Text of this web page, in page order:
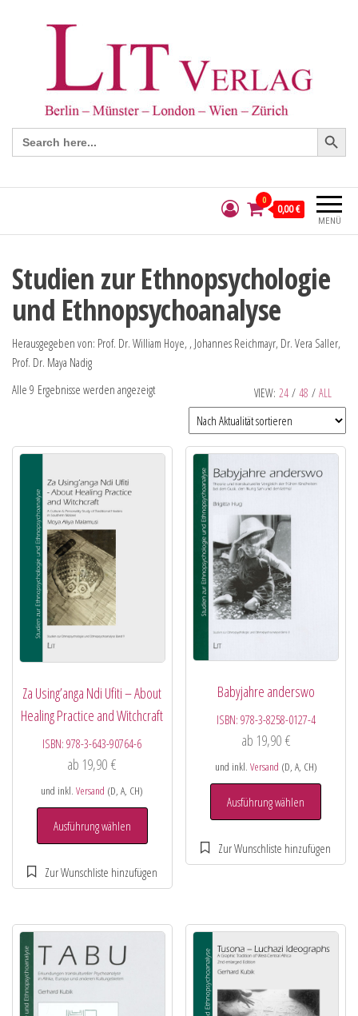
Search
for:
Search Button
MENÜ
0
0,00 €
Studien zur Ethnopsychologie
und Ethnopsychoanalyse
Herausgegeben von: Prof. Dr. William Hoye, , Johannes Reichmayr, Dr. Vera Saller,
Prof. Dr. Maya Nadig
VIEW: 24 / 48 / ALL
Alle 9 Ergebnisse werden angezeigt
Za Using’anga Ndi Ufiti – About
Healing Practice and Witchcraft
ISBN:978-3-643-90764-6
ab 19,90€
und inkl.Versand (D, A, CH)
Ausführung wählen
Babyjahre anderswo
ISBN: 978-3-8258-0127-4
ab 19,90 €
und inkl. Versand (D, A, CH)
Ausführung wählen